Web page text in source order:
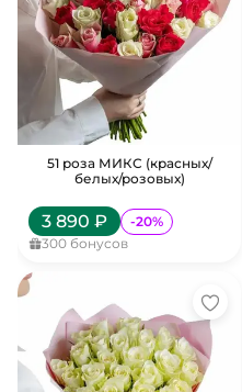
51 роза МИКС (красных/
белых/розовых)
3 890 ₽ -20%
300 бонусов